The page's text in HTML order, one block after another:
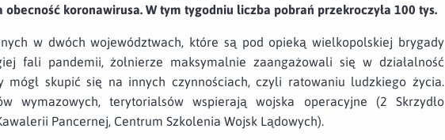
koronawirusa. W tym tygodniu liczba pobrań przekroczyła 100 tys.
w dwóch województwach, które są pod opieką wielkopolskiej brygady
fali pandemii, żołnierze maksymalnie zaangażowali się w działalność
mógł skupić się na innych czynnościach, czyli ratowaniu ludzkiego życia.
wymazowych, terytorialsów wspierają wojska operacyjne (2 Skrzydło
Pancernej, Centrum Szkolenia Wojsk Lądowych).